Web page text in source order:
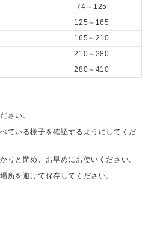
74～125
125～165
165～210
210～280
280～410
さい。
ている様子を確認するようにしてくだ
りと閉め、お早めにお使いください。
所を避けて保存してください。